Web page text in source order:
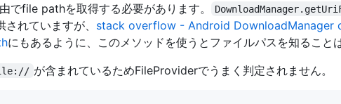
でfile pathを取得する必要があります。
れていますが、 stack overflow - Android DownloadManager
にもあるように、このメソッドを使うとファイルパスを知ること
が含まれているためFileProviderでうまく判定されません。